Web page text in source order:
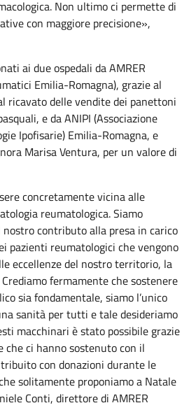
Non ultimo ci permette di
con maggiore precisione»,
ai due ospedali da AMRER
Emilia-Romagna), grazie al
ricavato delle vendite dei panettoni
e da ANIPI (Associazione
Ipofisarie) Emilia-Romagna, e
Marisa Ventura, per un valore di
concretamente vicina alle
reumatologica. Siamo
contributo alla presa in carico
pazienti reumatologici che vengono
eccellenze del nostro territorio, la
fermamente che sostenere
sia fondamentale, siamo l’unico
sanità per tutti e tale desideriamo
macchinari è stato possibile grazie
che ci hanno sostenuto con il
con donazioni durante le
solitamente proponiamo a Natale
Conti, direttore di AMRER